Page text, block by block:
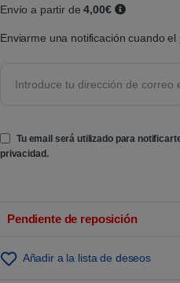
.
s
a
d
o
a
c
Envío a partir de4,00€
Enviarme una notificación cuando
Tu email será utilizado para
privacidad.
Pendiente de reposición
Añadir a la lista de deseos